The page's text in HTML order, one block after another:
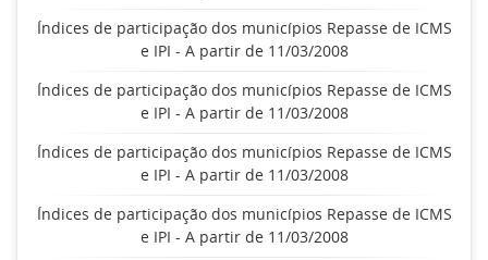
Índices de participação dos municípios Repasse de ICMS
e IPI - A partir de 11/03/2008
Índices de participação dos municípios Repasse de ICMS
e IPI - A partir de 11/03/2008
Índices de participação dos municípios Repasse de ICMS
e IPI - A partir de 11/03/2008
Índices de participação dos municípios Repasse de ICMS
e IPI - A partir de 11/03/2008